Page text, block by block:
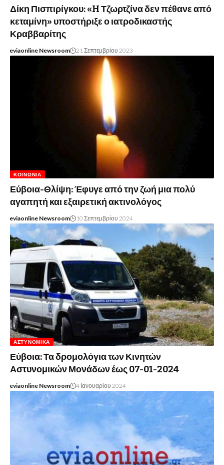
Δίκη Πισπιρίγκου: «H Τζωρτζίνα δεν πέθανε από
κεταμίνη» υποστήριξε ο ιατροδικαστής
Κραββαρίτης
eviaonline Newsroom 21 Σεπτεμβρίου 2023
ΚΟΙΝΩΝΊΑ
Εύβοια-Θλίψη: Έφυγε από την ζωή μια πολύ
αγαπητή και εξαιρετική ακτινολόγος
eviaonline Newsroom 10 Σεπτεμβρίου 2024
ΑΣΤΥΝΟΜΙΚΆ
Εύβοια: Τα δρομολόγια των Κινητών
Αστυνομικών Μονάδων έως 07-01-2024
eviaonline Newsroom 4 Ιανουαρίου 2024